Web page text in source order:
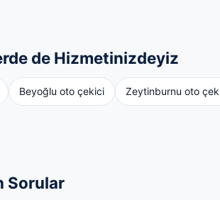
de Hizmetinizdeyiz
Beyoğlu oto çekici Zeytinburnu oto
Sorular